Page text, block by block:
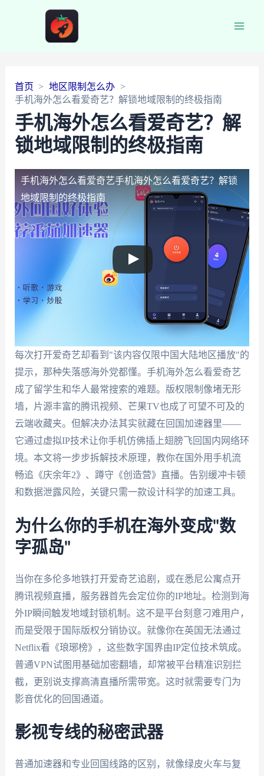
首页
地区限制怎么办
手机海外怎么看爱奇艺？解锁地域限制的终极指南
手机海外怎么看爱奇艺？解
锁地域限制的终极指南
手机海外怎么看爱奇艺手机海外怎么看爱奇艺？解锁
地域限制的终极指南
每次打开爱奇艺却看到"该内容仅限中国大陆地区播放"的
提示，那种失落感海外党都懂。手机海外怎么看爱奇艺
成了留学生和华人最常搜索的难题。版权限制像堵无形
墙，片源丰富的腾讯视频、芒果TV也成了可望不可及的
云端收藏夹。但解决办法其实就藏在回国加速器里——
它通过虚拟IP技术让你手机仿佛插上翅膀飞回国内网络环
境。本文将一步步拆解技术原理，教你在国外用手机流
畅追《庆余年2》、蹲守《创造营》直播。告别缓冲卡顿
和数据泄露风险，关键只需一款设计科学的加速工具。
为什么你的手机在海外变成"数
字孤岛"
当你在多伦多地铁打开爱奇艺追剧，或在悉尼公寓点开
腾讯视频直播，服务器首先会定位你的IP地址。检测到海
外IP瞬间触发地域封锁机制。这不是平台刻意刁难用户，
而是受限于国际版权分销协议。就像你在英国无法通过
Netflix看《琅琊榜》，这些数字国界由IP定位技术筑成。
普通VPN试图用基础加密翻墙，却常被平台精准识别拦
截，更别说支撑高清直播所需带宽。这时就需要专门为
影音优化的回国通道。
影视专线的秘密武器
普通加速器和专业回国线路的区别，就像绿皮火车与复